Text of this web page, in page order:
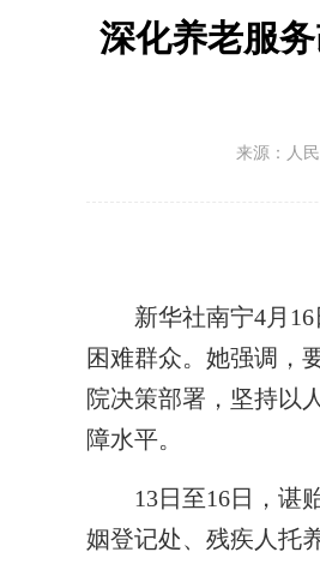
深化养老服
来源：人
新华社南宁4月16
困难群众。她强调，
院决策部署，坚持以
障水平。
13日至16日，谌贻
姻登记处、残疾人托